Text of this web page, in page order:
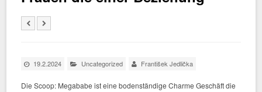
19.2.2024 Uncategorized František Jedlička
Die Scoop: Megababe ist eine bodenständige Charme Geschäft die